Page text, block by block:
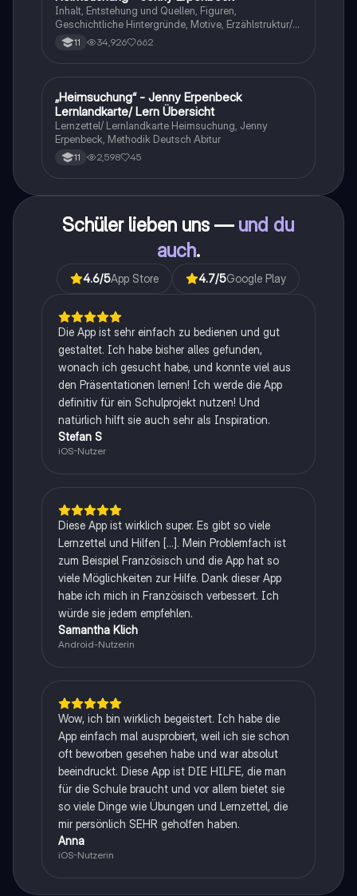
Inhalt, Entstehung und Quellen, Figuren,
Geschichtliche Hintergründe, Motive, Erzählstruktur/-
stil 11 34,926 662
Deutsch
„Heimsuchung“ - Jenny Erpenbeck
Lernlandkarte/ Lern Übersicht
Lernzettel/ Lernlandkarte Heimsuchung, Jenny
Erpenbeck, Methodik Deutsch Abitur
11 2,598 45
Schüler lieben uns — und du
auch.
4.6/5App Store 4.7/5Google Play
Die App ist sehr einfach zu bedienen und gut
gestaltet. Ich habe bisher alles gefunden,
wonach ich gesucht habe, und konnte viel aus
den Präsentationen lernen! Ich werde die App
definitiv für ein Schulprojekt nutzen! Und
natürlich hilft sie auch sehr als Inspiration.
Stefan S
iOS-Nutzer
Diese App ist wirklich super. Es gibt so viele
Lernzettel und Hilfen [...]. Mein Problemfach ist
zum Beispiel Französisch und die App hat so
viele Möglichkeiten zur Hilfe. Dank dieser App
habe ich mich in Französisch verbessert. Ich
würde sie jedem empfehlen.
Samantha Klich
Android-Nutzerin
Wow, ich bin wirklich begeistert. Ich habe die
App einfach mal ausprobiert, weil ich sie schon
oft beworben gesehen habe und war absolut
beeindruckt. Diese App ist DIE HILFE, die man
für die Schule braucht und vor allem bietet sie
so viele Dinge wie Übungen und Lernzettel, die
mir persönlich SEHR geholfen haben.
Anna
iOS-Nutzerin